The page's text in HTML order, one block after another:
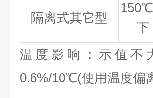
隔离式其它型
150℃
下
温度影响：示值不
0.6%/10℃(使用温度偏